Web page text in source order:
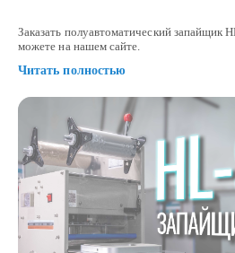
Заказать полуавтоматический запайщик
можете на нашем сайте.
Читать полностью